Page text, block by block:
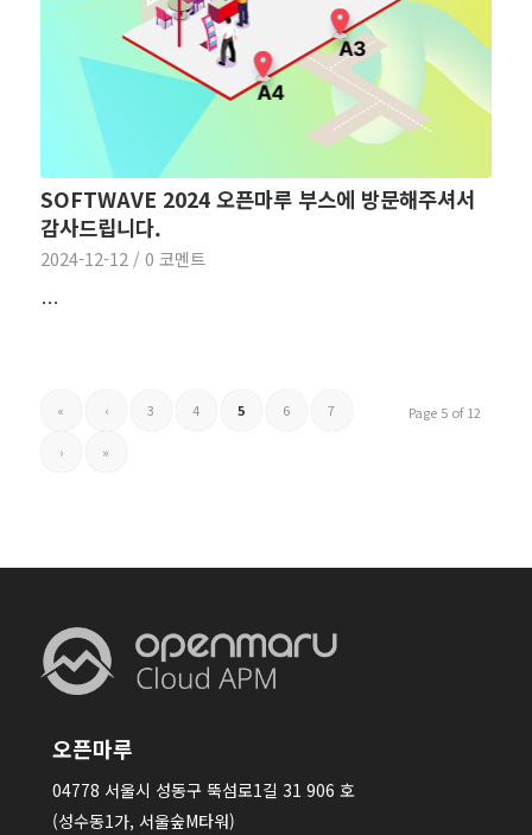
SOFTWAVE 2024 오픈마루 부스에 방문해주셔서
감사드립니다.
2024-12-12 / 0 코멘트
…
Page 5 of 12
« ‹ 3 4 5 6 7
› »
오픈마루
04778 서울시 성동구 뚝섬로1길 31 906 호
(성수동1가, 서울숲M타워)